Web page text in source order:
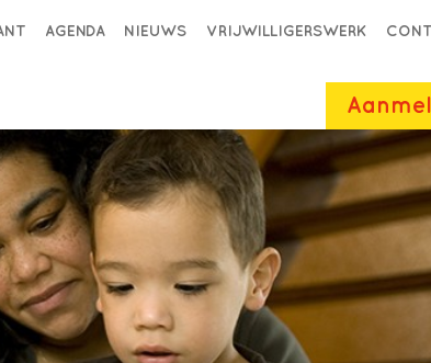
AGENDA NIEUWS VRIJWILLIGERSWERK